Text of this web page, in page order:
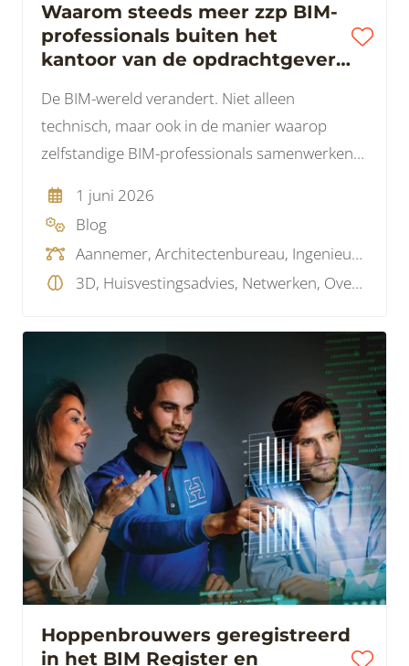
Waarom steeds meer zzp BIM-
professionals buiten het
kantoor van de opdrachtgever
De BIM-wereld verandert. Niet alleen
technisch, maar ook in de manier waarop
zelfstandige BIM-professionals samenwerken
1 juni 2026
Blog
Aannemer, Architectenbureau, Ingenieursbureau, Installatiebureau, Opdrachtgever, Technisch dienstverlener, Overig
3D, Huisvestingsadvies, Netwerken, Overig
Hoppenbrouwers geregistreerd
in het BIM Register en